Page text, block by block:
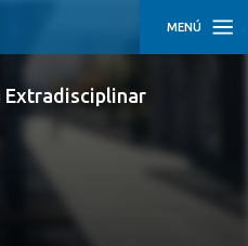
Extradisciplinar
MENÚ